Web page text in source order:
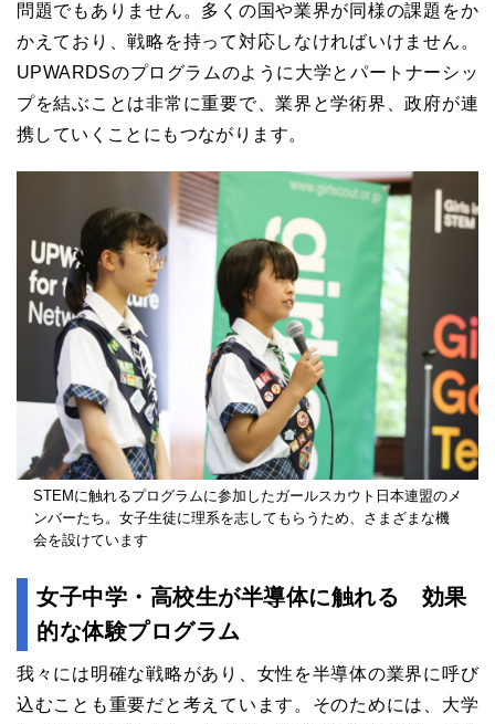
問題でもありません。多くの国や業界が同様の課題をか
かえており、戦略を持って対応しなければいけません。
UPWARDSのプログラムのように大学とパートナーシッ
プを結ぶことは非常に重要で、業界と学術界、政府が連
携していくことにもつながります。
STEMに触れるプログラムに参加したガールスカウト日本連盟のメ
ンバーたち。女子生徒に理系を志してもらうため、さまざまな機
会を設けています
女子中学・高校生が半導体に触れる 効果
的な体験プログラム
我々には明確な戦略があり、女性を半導体の業界に呼び
込むことも重要だと考えています。そのためには、大学